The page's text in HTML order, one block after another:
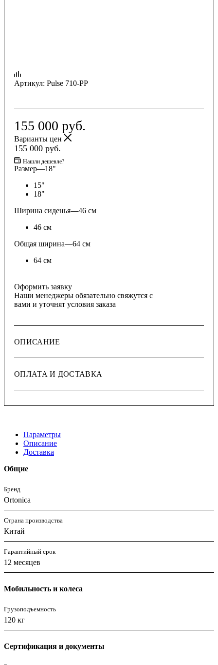
Артикул: Pulse 710-PP
155 000 руб.
Варианты цен
155 000 руб.
Нашли дешевле?
Размер—18"
15"
18"
Ширина сиденья—46 см
46 см
Общая ширина—64 см
64 см
Оформить заявку
Наши менеджеры обязательно свяжутся с
вами и уточнят условия заказа
ОПИСАНИЕ
ОПЛАТА И ДОСТАВКА
Параметры
Описание
Доставка
Общие
Бренд
Ortonica
Страна производства
Китай
Гарантийный срок
12 месяцев
Мобильность и колеса
Грузоподъемность
120 кг
Сертификация и документы